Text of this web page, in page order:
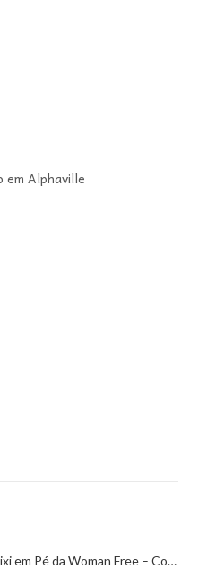
Funil Urinário Xixi em Pé da Woman Free – Com 12 Unidades